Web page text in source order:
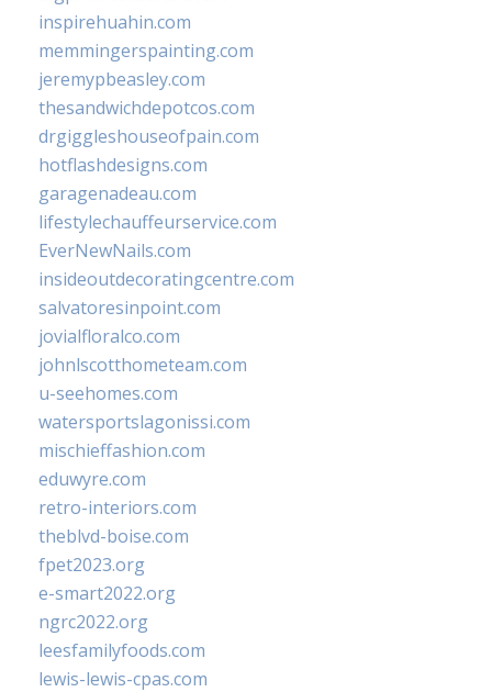
inspirehuahin.com
memmingerspainting.com
jeremypbeasley.com
thesandwichdepotcos.com
drgiggleshouseofpain.com
hotflashdesigns.com
garagenadeau.com
lifestylechauffeurservice.com
EverNewNails.com
insideoutdecoratingcentre.com
salvatoresinpoint.com
jovialfloralco.com
johnlscotthometeam.com
u-seehomes.com
watersportslagonissi.com
mischieffashion.com
eduwyre.com
retro-interiors.com
theblvd-boise.com
fpet2023.org
e-smart2022.org
ngrc2022.org
leesfamilyfoods.com
lewis-lewis-cpas.com